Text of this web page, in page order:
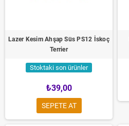
Lazer Kesim Ahşap Süs PS12 İskoç
Terrier
Stoktaki son ürünler
₺39,00
SEPETE AT